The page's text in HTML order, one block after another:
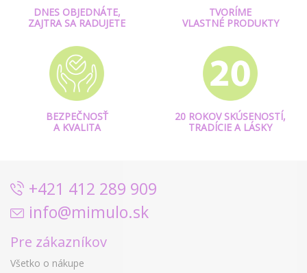
DNES OBJEDNÁTE,
ZAJTRA SA RADUJETE
TVORÍME
VLASTNÉ PRODUKTY
BEZPEČNOSŤ
A KVALITA
20 ROKOV SKÚSENOSTÍ,
TRADÍCIE A LÁSKY
+421 412 289 909
info@mimulo.sk
Pre zákazníkov
Všetko o nákupe